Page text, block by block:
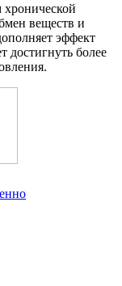
веществ и
эффект
достигнуть более